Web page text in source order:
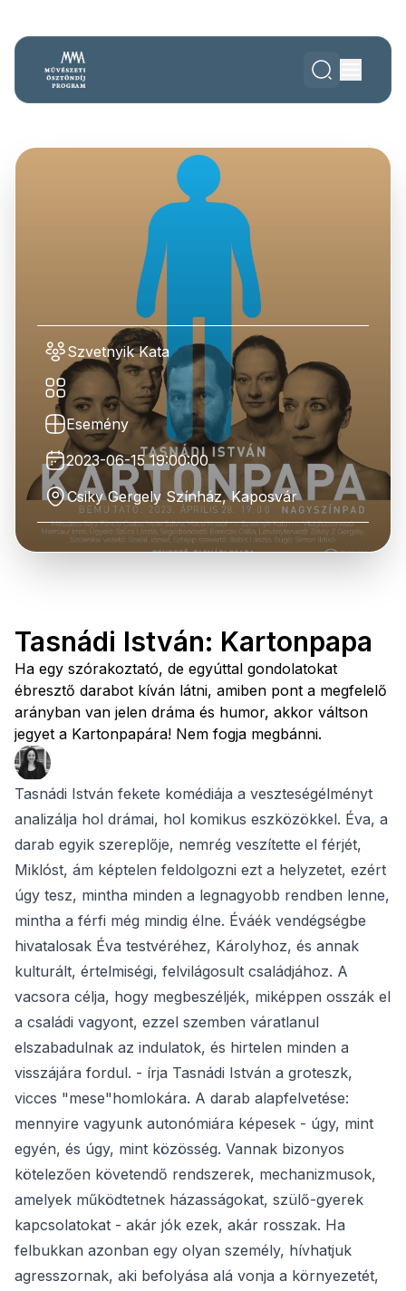
Szvetnyik Kata
Esemény
2023-06-15 19:00:00
Csiky Gergely Színház, Kaposvár
Tasnádi István: Kartonpapa
Ha egy szórakoztató, de egyúttal gondolatokat
ébresztő darabot kíván látni, amiben pont a megfelelő
arányban van jelen dráma és humor, akkor váltson
jegyet a Kartonpapára! Nem fogja megbánni.
Tasnádi István fekete komédiája a veszteségélményt
analizálja hol drámai, hol komikus eszközökkel. Éva, a
darab egyik szereplője, nemrég veszítette el férjét,
Miklóst, ám képtelen feldolgozni ezt a helyzetet, ezért
úgy tesz, mintha minden a legnagyobb rendben lenne,
mintha a férfi még mindig élne. Éváék vendégségbe
hivatalosak Éva testvéréhez, Károlyhoz, és annak
kulturált, értelmiségi, felvilágosult családjához. A
vacsora célja, hogy megbeszéljék, miképpen osszák el
a családi vagyont, ezzel szemben váratlanul
elszabadulnak az indulatok, és hirtelen minden a
visszájára fordul. - írja Tasnádi István a groteszk,
vicces "mese"homlokára. A darab alapfelvetése:
mennyire vagyunk autonómiára képesek - úgy, mint
egyén, és úgy, mint közösség. Vannak bizonyos
kötelezően követendő rendszerek, mechanizmusok,
amelyek működtetnek házasságokat, szülő-gyerek
kapcsolatokat - akár jók ezek, akár rosszak. Ha
felbukkan azonban egy olyan személy, hívhatjuk
agresszornak, aki befolyása alá vonja a környezetét,